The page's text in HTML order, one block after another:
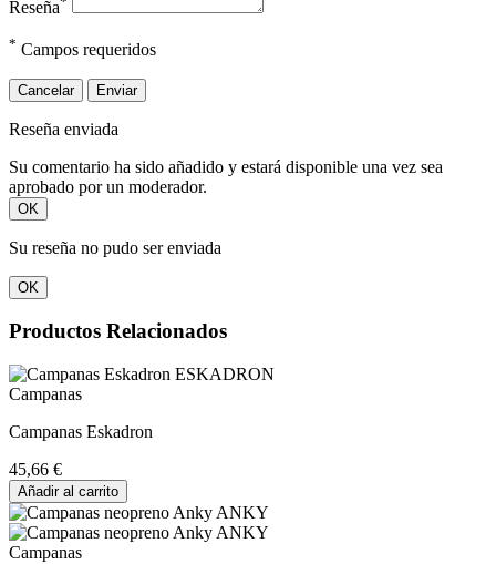
Reseña
* Campos requeridos
Cancelar Enviar
Reseña enviada
Su comentario ha sido añadido y estará disponible una vez sea
aprobado por un moderador.
OK
Su reseña no pudo ser enviada
OK
Productos Relacionados
Campanas
Campanas Eskadron
45,66 €
Añadir al carrito
Campanas